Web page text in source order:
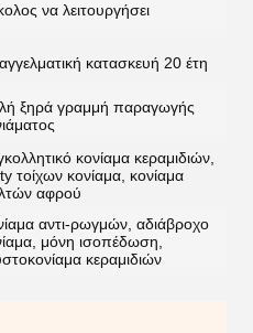
να λειτουργήσει
κατασκευή 20 έτη
ξηρά γραμμή παραγωγής
κονίαμα κεραμιδιών,
τοίχων κονίαμα, κονίαμα
αφρού
αντι-ρωγμών, αδιάβροχο
μόνη ισοπέδωση,
κεραμιδιών